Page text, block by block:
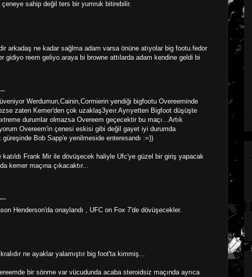
sahip değil ters bir yumruk bitirebilir.
arkadaş ne kadar sağlma adam varsa önüne atıyolar big footu.fedor
gidiyo reem geliyo.araya bi browne attılarda adam kendine geldi bi
Werdumun,Cainin,Cormierin yendiği bigfootu Overeeminde
zaten Kemer'den çok uzaklaş3yeır.Ayrıyetten Bigfoot düşüşte
durumlar olmazsa Overeem geçecektir bu maçı...Artık
Overeem'in çenesi eskisi gibi değil gayet iyi durumda
Bob Sapp'e yenilmeside enteresandı :=))
katıldı Frank Mir ile dövüşecek haliyle Ufc'ye güzel bir giriş yapacak
kemer maçına çıkacaktır...
Henderson'da onaylandı , UFC on Fox 7'de dövüşecekler.
ne ayaklar yalamıştır big foot'ta kimmiş...
bir sönme var vücudunda acaba steroidsiz maçında ayrıca